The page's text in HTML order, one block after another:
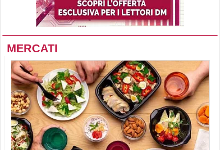
MERCATI